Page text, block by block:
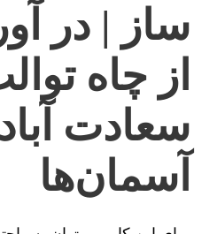
ساز | در
از چاه
سعادت
آسمان‌ها